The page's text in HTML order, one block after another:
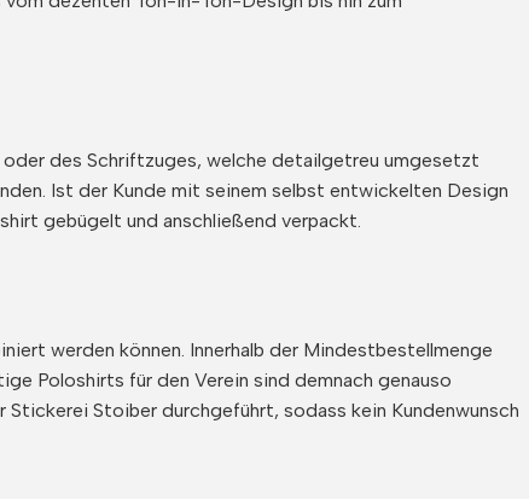
des Schriftzuges, welche detailgetreu umgesetzt
Ist der Kunde mit seinem selbst entwickelten Design
gebügelt und anschließend verpackt.
werden können. Innerhalb der Mindestbestellmenge
Poloshirts für den Verein sind demnach genauso
Stoiber durchgeführt, sodass kein Kundenwunsch